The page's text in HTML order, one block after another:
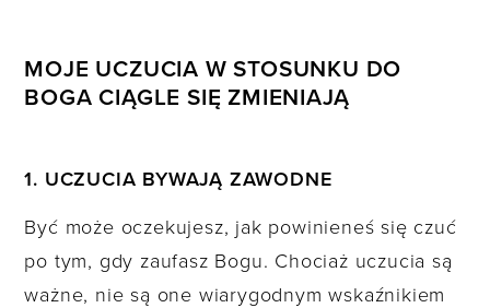
MOJE UCZUCIA W STOSUNKU DO
BOGA CIĄGLE SIĘ ZMIENIAJĄ
1. UCZUCIA BYWAJĄ ZAWODNE
Być może oczekujesz, jak powinieneś się czuć
po tym, gdy zaufasz Bogu. Chociaż uczucia są
ważne, nie są one wiarygodnym wskaźnikiem